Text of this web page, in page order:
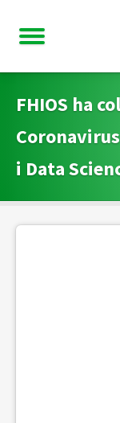
FHIOS ha
i Data